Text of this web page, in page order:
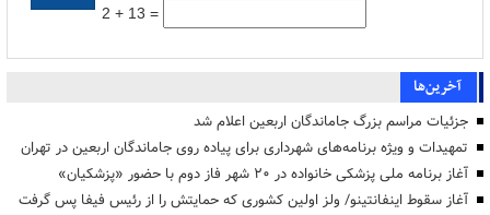
2 + 13 =
آخرین‌ها
جزئیات مراسم بزرگ جاماندگان اربعین اعلام شد
تمهیدات و ویژه برنامه‌های شهرداری برای پیاده روی جاماندگان اربعین در تهران
آغاز برنامه ملی پزشکی خانواده در ۲۰ شهر فاز دوم با حضور «پزشکیان»
آغاز سقوط اینفانتینو/ ولز اولین کشوری که حمایتش را از رئیس فیفا پس گرفت